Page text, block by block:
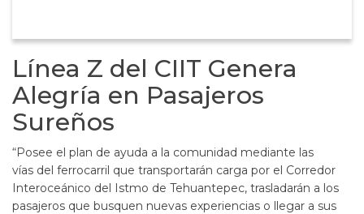
Línea Z del CIIT Genera
Alegría en Pasajeros
Sureños
“Posee el plan de ayuda a la comunidad mediante las
vías del ferrocarril que transportarán carga por el Corredor
Interoceánico del Istmo de Tehuantepec, trasladarán a los
pasajeros que busquen nuevas experiencias o llegar a sus